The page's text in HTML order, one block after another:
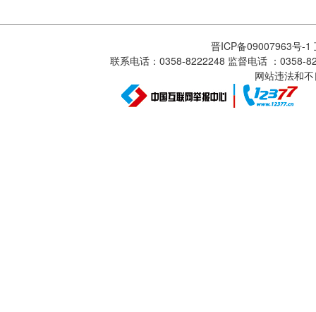
晋ICP备09007963号-1
联系电话：0358-8222248 监督电话 ：
网站违法和